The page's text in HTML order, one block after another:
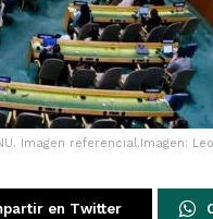
Imagen referencial.Imagen:
en Twitter